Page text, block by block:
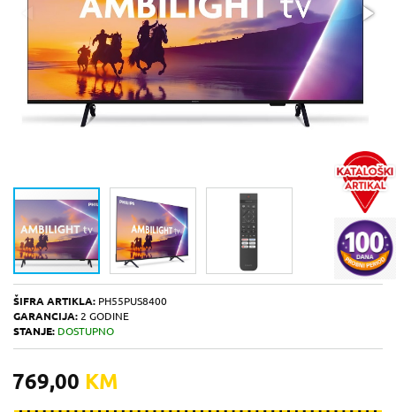
ŠIFRA ARTIKLA: PH55PUS8400
GARANCIJA: 2 GODINE
STANJE: DOSTUPNO
769,00 KM